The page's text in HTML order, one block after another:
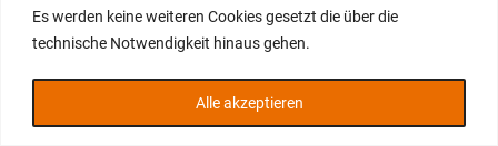
Es werden keine weiteren Cookies gesetzt die über die
technische Notwendigkeit hinaus gehen.
Alle akzeptieren